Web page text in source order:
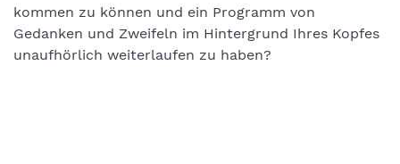
kommen zu können und ein Programm von
Gedanken und Zweifeln im Hintergrund Ihres Kopfes
unaufhörlich weiterlaufen zu haben?